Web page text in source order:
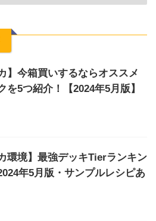
】今箱買いするならオススメ
を5つ紹介！【2024年5月版】
環境】最強デッキTierランキン
年5月版・サンプルレシピあ